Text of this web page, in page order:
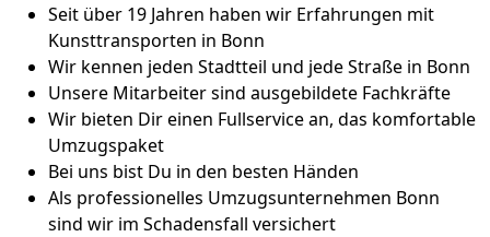
Seit über 19 Jahren haben wir Erfahrungen mit
Kunsttransporten in Bonn
Wir kennen jeden Stadtteil und jede Straße in Bonn
Unsere Mitarbeiter sind ausgebildete Fachkräfte
Wir bieten Dir einen Fullservice an, das komfortable
Umzugspaket
Bei uns bist Du in den besten Händen
Als professionelles Umzugsunternehmen Bonn
sind wir im Schadensfall versichert